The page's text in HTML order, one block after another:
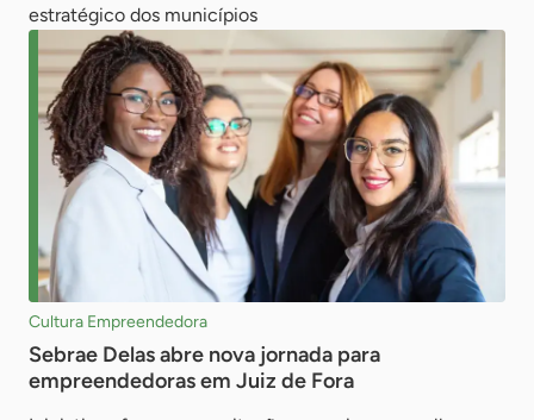
estratégico dos municípios
Cultura Empreendedora
Sebrae Delas abre nova jornada para
empreendedoras em Juiz de Fora